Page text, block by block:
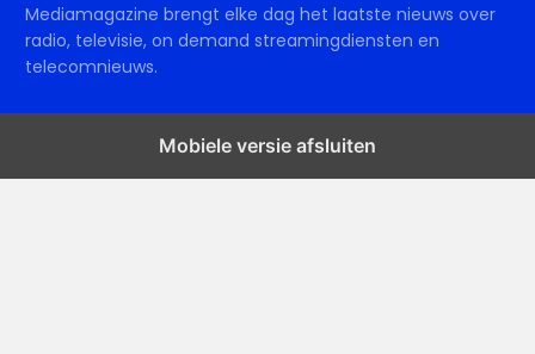
Mediamagazine brengt elke dag het laatste nieuws over
radio, televisie, on demand streamingdiensten en
telecomnieuws.
Mobiele versie afsluiten